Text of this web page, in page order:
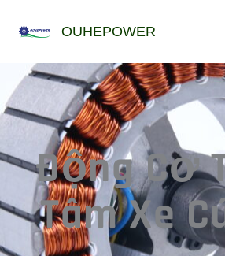
OUHEPOWER
Động Cơ
Tâm Xe